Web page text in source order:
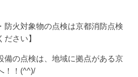
防火対象物の点検は京都消防点検
さい】
備の点検は、地域に拠点がある京
！！(^^)/